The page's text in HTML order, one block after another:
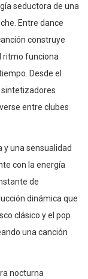
seductora de una
Entre dance
construye
ritmo funciona
Desde el
sintetizadores
entre clubes
y una sensualidad
con la energía
de
dinámica que
clásico y el pop
una canción
nocturna